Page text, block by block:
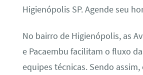
Higienópolis SP. Agende seu
No bairro de Higienópolis, as
e Pacaembu facilitam o fluxo
equipes técnicas. Sendo